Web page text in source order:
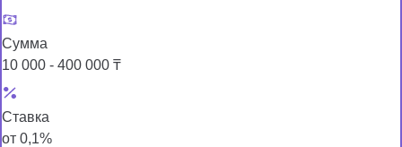
Сумма
10 000 - 400 000 ₸
Ставка
от 0,1%